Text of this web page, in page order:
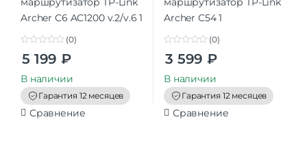
o
t
o
f
5
(0)
5 199 ₽
В наличии
Гарантия 12 месяцев
Сравнение
o
t
o
f
5
(0)
3 599 ₽
В наличии
Гарантия 12 месяцев
Сравнение